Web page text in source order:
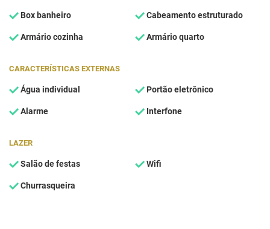
Box banheiro Cabeamento estruturado
Armário cozinha Armário quarto
CARACTERÍSTICAS EXTERNAS
Água individual Portão eletrônico
Alarme Interfone
LAZER
Salão de festas Wifi
Churrasqueira